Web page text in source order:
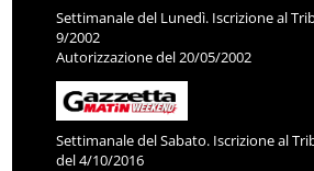
Settimanale del Lunedì. Iscrizione al
9/2002
Autorizzazione del 20/05/2002
Settimanale del Sabato. Iscrizione al
del 4/10/2016